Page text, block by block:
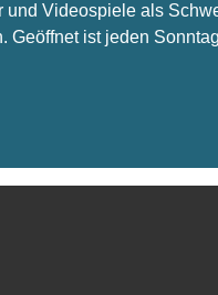
Videospiele als
Geöffnet ist jeden